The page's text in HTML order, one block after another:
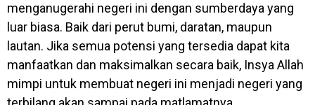
menganugerahi negeri ini dengan sumberdaya yang
luar biasa. Baik dari perut bumi, daratan, maupun
lautan. Jika semua potensi yang tersedia dapat kita
manfaatkan dan maksimalkan secara baik, Insya Allah
mimpi untuk membuat negeri ini menjadi negeri yang